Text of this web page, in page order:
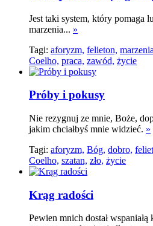
Jest taki system, który pomaga
marzenia... »
Tagi: aforyzm, felieton,
Coelho, praca, zawód, życie
Próby i pokusy
Nie rezygnuj ze mnie, Boże,
jakim chciałbyś mnie widzieć. »
Tagi: aforyzm, Bóg, dobro,
Coelho, szatan, zło, życie
Krąg radości
Pewien mnich dostał